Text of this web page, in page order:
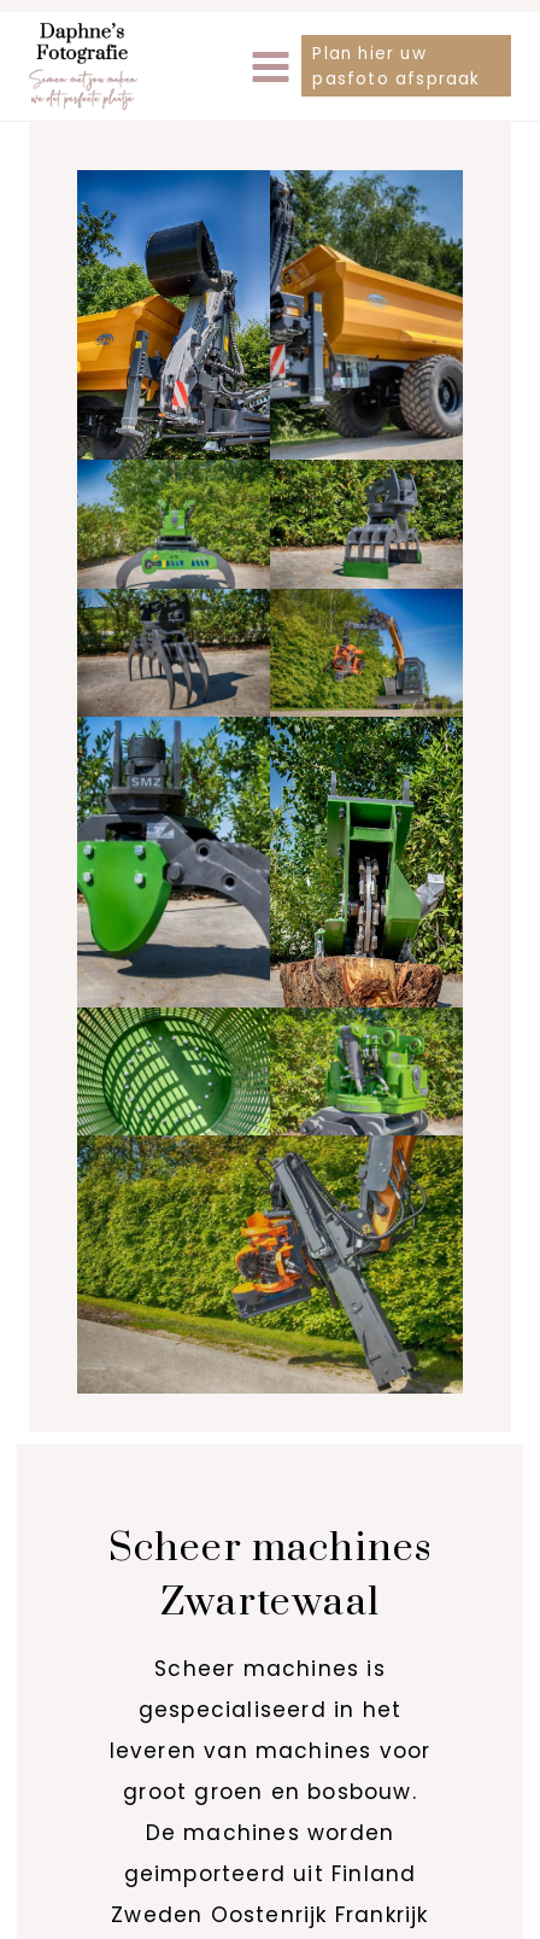
Doorgaan
naar
inhoud
Plan hier uw
pasfoto afspraak
Scheer machines
Zwartewaal
Scheer machines is
gespecialiseerd in het
leveren van machines voor
groot groen en bosbouw.
De machines worden
geimporteerd uit Finland
Zweden Oostenrijk Frankrijk